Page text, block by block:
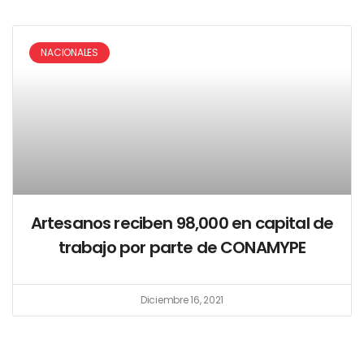
NACIONALES
Artesanos reciben 98,000 en capital de
trabajo por parte de CONAMYPE
Diciembre 16, 2021